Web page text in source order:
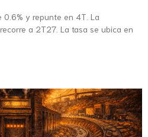
0.6% y repunte en 4T. La
a 2T27. La tasa se ubica en